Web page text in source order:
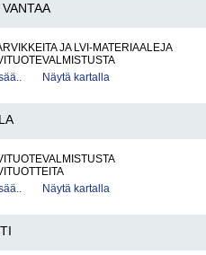
VANTAA
JA LVI-MATERIAALEJA
Näytä kartalla
Näytä kartalla